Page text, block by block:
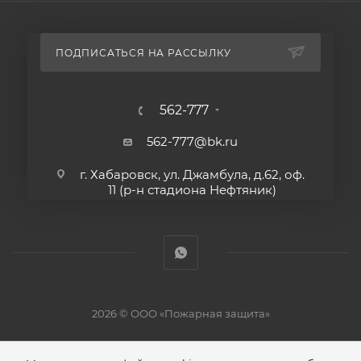
• Сельскохозяйственные постройки.
• Электростанции и кабельные шахты.
ПОДПИСАТЬСЯ НА РАССЫЛКУ
562-777
562-777@bk.ru
г. Хабаровск, ул. Джамбула, д.62, оф.
11 (р-н стадиона Нефтяник)
2026 © ООО «Пожарная защита»